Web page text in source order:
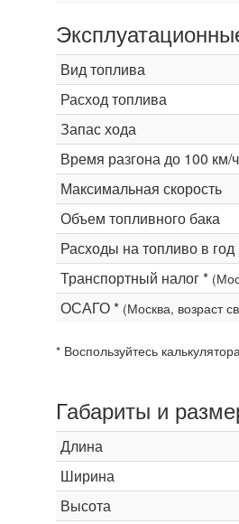
Вид топлива
Расход топлива
Запас хода
Время разгона до 100 км/ч
Максимальная скорость
Объем топливного бака
Расходы на топливо в год
Транспортный налог *
ОСАГО * (Москва, возраст
* Воспользуйтесь
Габариты и
Длина
Ширина
Высота